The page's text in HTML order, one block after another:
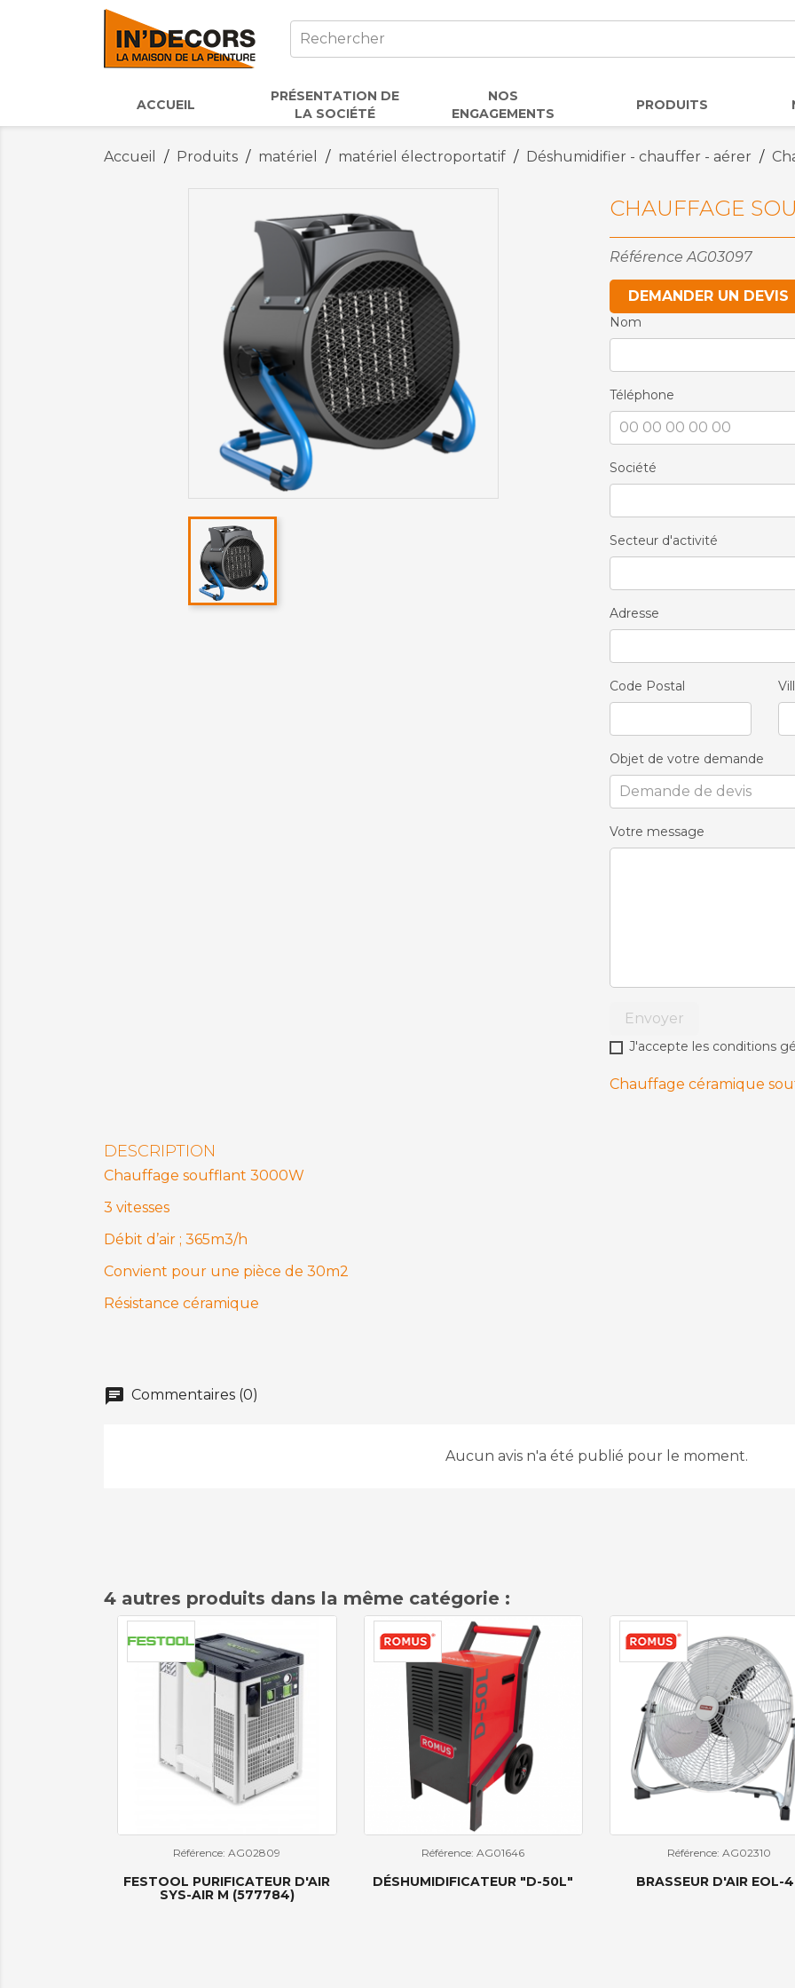
ACCUEIL
PRÉSENTATION DE
LA SOCIÉTÉ
NOS
ENGAGEMENTS
PRODUITS
Accueil Produits matériel matériel électroportatif Déshumidifier - chauffer - aérer
CHAUFFAGE
Référence AG03097
DEMANDER UN DEVIS
Nom
Téléphone
Société
Secteur d'activité
Adresse
Code Postal
Objet de votre demande
Votre message
Envoyer
J'accepte les conditions
Chauffage céramique
DESCRIPTION
Chauffage soufflant 3000W
3 vitesses
Débit d’air ; 365m3/h
Convient pour une pièce de 30m2
Résistance céramique
chat Commentaires (0)
Aucun avis n'a été publié pour le moment.
4 autres produits dans la même catégorie :
Référence: AG02809
FESTOOL PURIFICATEUR D'AIR
SYS-AIR M (577784)
Référence: AG01646
DÉSHUMIDIFICATEUR "D-50L"
Référence: AG02310
BRASSEUR D'AIR EOL-